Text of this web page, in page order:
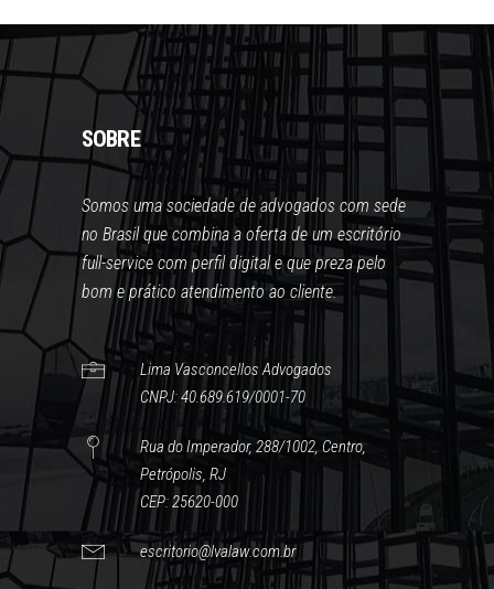
SOBRE
Somos uma sociedade de advogados com sede
no Brasil que combina a oferta de um escritório
full-service com perfil digital e que preza pelo
bom e prático atendimento ao cliente.
Lima Vasconcellos Advogados
CNPJ: 40.689.619/0001-70
Rua do Imperador, 288/1002, Centro,
Petrópolis, RJ
CEP: 25620-000
escritorio@lvalaw.com.br